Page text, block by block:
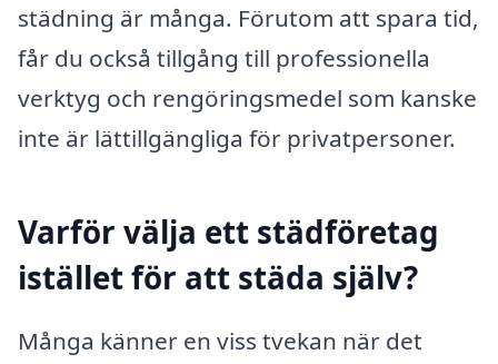
städning är många. Förutom att spara tid,
får du också tillgång till professionella
verktyg och rengöringsmedel som kanske
inte är lättillgängliga för privatpersoner.
Varför välja ett städföretag
istället för att städa själv?
Många känner en viss tvekan när det